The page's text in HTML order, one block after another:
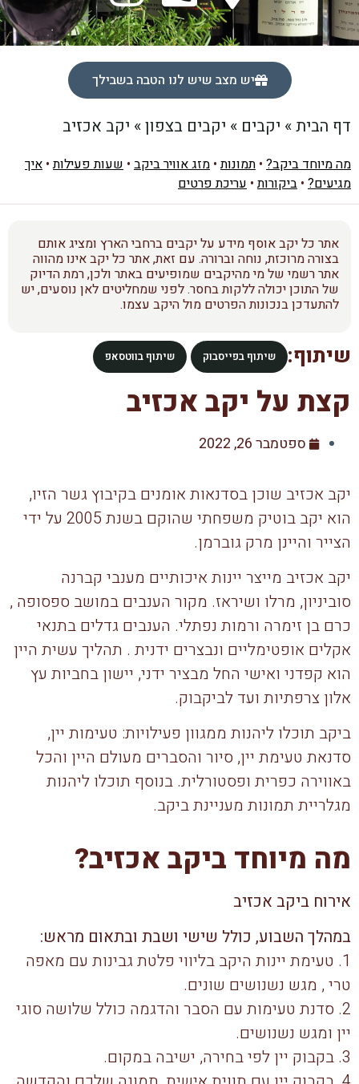
יש מצב שיש לנו הטבה בשבילך
דף הבית» יקבים » יקבים בצפון» יקב אכזיב
מה מיוחד ביקב? • תמונות• מזג אוויר ביקב • שעות פעילות• איך
מגיעים? • ביקורות• עריכת פרטים
אתר כל יקב אוסף מידע על יקבים ברחבי הארץ ומציג אותם
בצורה מרוכזת, נוחה וברורה. עם זאת, אתר כל יקב אינו מהווה
אתר רשמי של מי מהיקבים שמופיעים באתר ולכן, רמת הדיוק
של התוכן יכולה ללקות בחסר. לפני שמחליטים לאן נוסעים, יש
להתעדכן בנכונות הפרטים מול היקב עצמו.
שיתוף: שיתוף בפייסבוק שיתוף בווטסאפ
קצת על יקב אכזיב
ספטמבר 26, 2022
יקב אכזיב שוכן בסדנאות אומנים בקיבוץ גשר הזיו,
הוא יקב בוטיק משפחתי שהוקם בשנת 2005 על ידי
הצייר והיינן מרק גוברמן.
יקב אכזיב מייצר יינות איכותיים מענבי קברנה
סוביניון, מרלו ושיראז. מקור הענבים במושב ספסופה ,
כרם בן זימרה ורמות נפתלי. הענבים גדלים בתנאי
אקלים אופטימליים ונבצרים ידנית . תהליך עשית היין
הוא קפדני ואישי החל מבציר ידני, יישון בחביות עץ
אלון צרפתיות ועד לביקבוק.
ביקב תוכלו ליהנות ממגוון פעילויות: טעימות יין,
סדנאת טעימת יין, סיור והסברים מעולם היין והכל
באווירה כפרית ופסטורלית. בנוסף תוכלו ליהנות
מגלריית תמונות מעניינת ביקב.
מה מיוחד ביקב אכזיב?
אירוח ביקב אכזיב
במהלך השבוע, כולל שישי ושבת ובתאום מראש:
1. טעימת יינות היקב בליווי פלטת גבינות עם מאפה
טרי , מגש נשנושים שונים.
2. סדנת טעימות עם הסבר והדגמה כולל שלושה סוגי
יין ומגש נשנושים.
3. בקבוק יין לפי בחירה, ישיבה במקום.